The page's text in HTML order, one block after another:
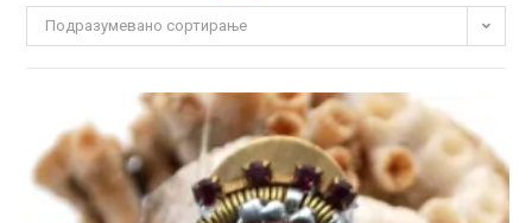
Подразумевано сортирање